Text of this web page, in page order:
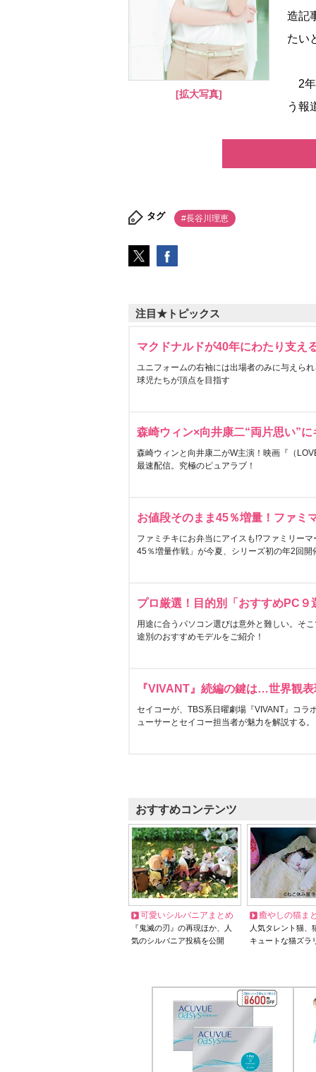
[拡大写真]
造記
たい
2年
う報
タグ #長谷川理恵
注目★トピックス
マクドナルドが40年にわたり支え
ユニフォームの右袖には出場者のみに与えら
球児たちが頂点を目指す
森崎ウィン×向井康二“両片思い”
森崎ウィンと向井康二がW主演！映画『（
最速配信。究極のピュアラブ！
お値段そのまま45％増量！ファミ
ファミチキにお弁当にアイスも!?ファミリー
45％増量作戦」が今夏、シリーズ初の年2回開
プロ厳選！目的別「おすすめPC９
用途に合うパソコン選びは意外と難しい。そ
途別のおすすめモデルをご紹介！
『VIVANT』続編の鍵は…世界観
セイコーが、TBS系日曜劇場『VIVANT』コラ
ューサーとセイコー担当者が魅力を解説する。
おすすめコンテンツ
可愛いシルバニアまとめ
『鬼滅の刃』の再現ほか、人
気のシルバニア投稿を公開
癒やしの猫ま
人気タレント猫
キュートな猫ズラ